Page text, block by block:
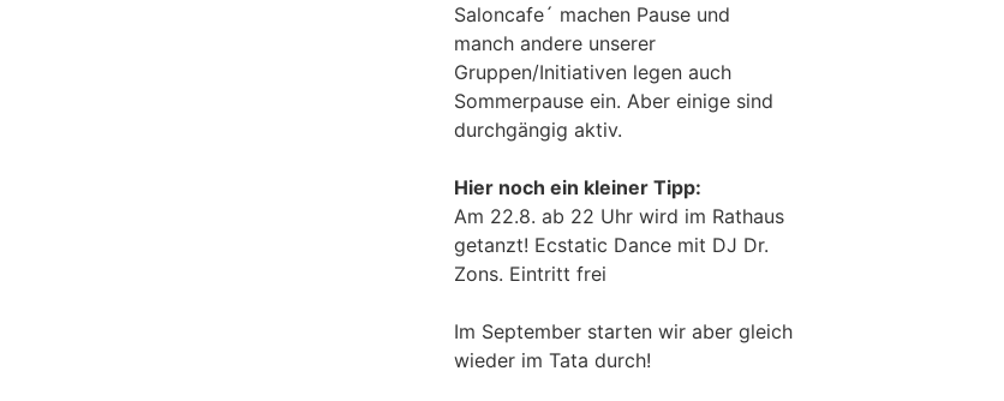
Saloncafe´ machen Pause und
manch andere unserer
Gruppen/Initiativen legen auch
Sommerpause ein. Aber einige sind
durchgängig aktiv.
Hier noch ein kleiner Tipp:
Am 22.8. ab 22 Uhr wird im Rathaus
getanzt! Ecstatic Dance mit DJ Dr.
Zons. Eintritt frei
Im September starten wir aber gleich
wieder im Tata durch!